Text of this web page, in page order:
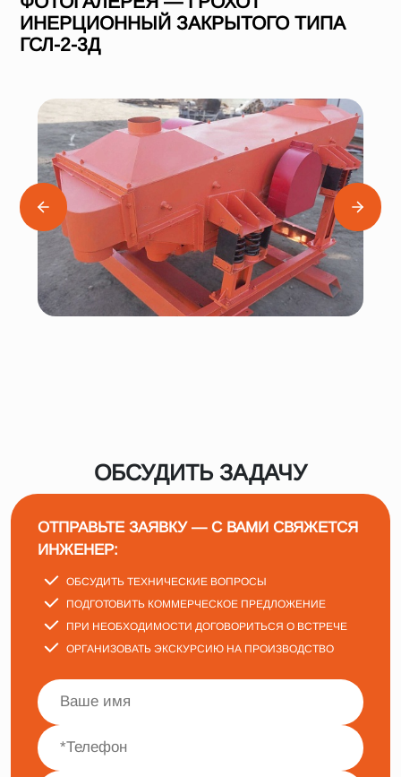
ИНЕРЦИОННЫЙ ЗАКРЫТОГО ТИПА
ГСЛ-2-3Д
ОБСУДИТЬ ЗАДАЧУ
ОТПРАВЬТЕ ЗАЯВКУ — С ВАМИ СВЯЖЕТСЯ
ИНЖЕНЕР:
ОБСУДИТЬ ТЕХНИЧЕСКИЕ ВОПРОСЫ
ПОДГОТОВИТЬ КОММЕРЧЕСКОЕ ПРЕДЛОЖЕНИЕ
ПРИ НЕОБХОДИМОСТИ ДОГОВОРИТЬСЯ О ВСТРЕЧЕ
ОРГАНИЗОВАТЬ ЭКСКУРСИЮ НА ПРОИЗВОДСТВО